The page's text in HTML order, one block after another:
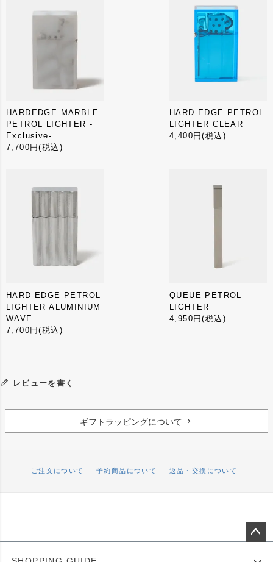
HARDEDGE MARBLE
PETROL LIGHTER -
Exclusive-
7,700円(税込)
HARD-EDGE PETROL
LIGHTER CLEAR
4,400円(税込)
HARD-EDGE PETROL
LIGHTER ALUMINIUM
WAVE
7,700円(税込)
QUEUE PETROL
LIGHTER
4,950円(税込)
レビューを書く
ギフトラッピングについて
ご注文について 予約商品について 返品・交換について